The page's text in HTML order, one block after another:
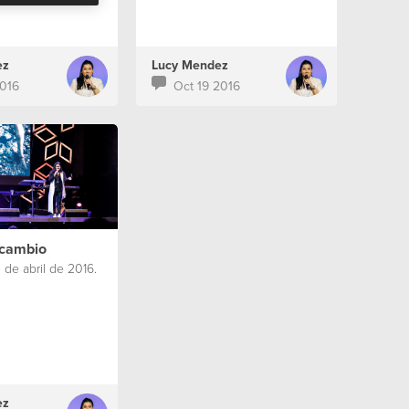
Lucy Mendez
Oct 19 2016
abril de 2016.